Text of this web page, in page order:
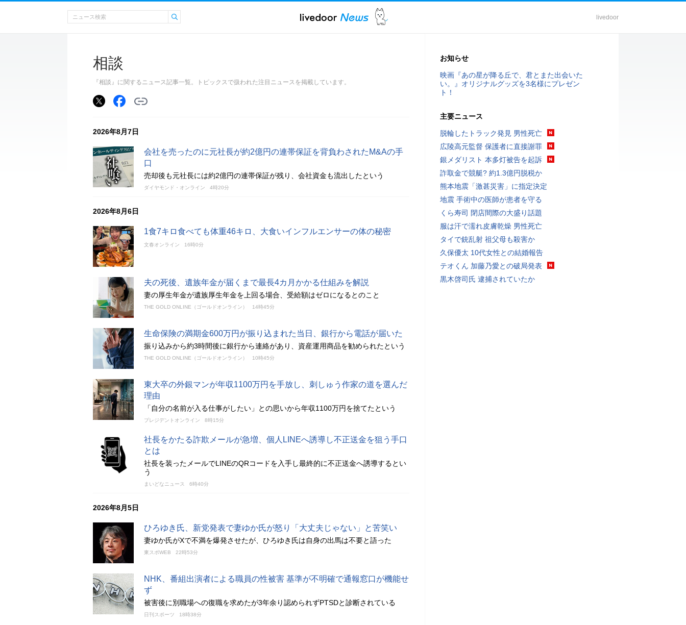
livedoor
相談
『相談』に関するニュース記事一覧。トピックスで扱われた注目ニュースを掲載しています。
2026年8月7日
会社を売ったのに元社長が約2億円の連帯保証を背負わされたM&Aの手
口
売却後も元社長には約2億円の連帯保証が残り、会社資金も流出したという
ダイヤモンド・オンライン 4時20分
2026年8月6日
1食7キロ食べても体重46キロ、大食いインフルエンサーの体の秘密
文春オンライン 16時0分
夫の死後、遺族年金が届くまで最長4カ月かかる仕組みを解説
妻の厚生年金が遺族厚生年金を上回る場合、受給額はゼロになるとのこと
THE GOLD ONLINE（ゴールドオンライン） 14時45分
生命保険の満期金600万円が振り込まれた当日、銀行から電話が届いた
振り込みから約3時間後に銀行から連絡があり、資産運用商品を勧められたという
THE GOLD ONLINE（ゴールドオンライン） 10時45分
東大卒の外銀マンが年収1100万円を手放し、刺しゅう作家の道を選んだ
理由
「自分の名前が入る仕事がしたい」との思いから年収1100万円を捨てたという
プレジデントオンライン 8時15分
社長をかたる詐欺メールが急増、個人LINEへ誘導し不正送金を狙う手口
とは
社長を装ったメールでLINEのQRコードを入手し最終的に不正送金へ誘導するとい
う
まいどなニュース 6時40分
2026年8月5日
ひろゆき氏、新党発表で妻ゆか氏が怒り「大丈夫じゃない」と苦笑い
妻ゆか氏がXで不満を爆発させたが、ひろゆき氏は自身の出馬は不要と語った
東スポWEB 22時53分
NHK、番組出演者による職員の性被害 基準が不明確で通報窓口が機能せ
ず
被害後に別職場への復職を求めたが3年余り認められずPTSDと診断されている
日刊スポーツ 18時38分
お知らせ
映画『あの星が降る丘で、君とまた出会いた
い。』オリジナルグッズを3名様にプレゼン
ト！
主要ニュース
脱輪したトラック発見 男性死亡
広陵高元監督 保護者に直接謝罪
銀メダリスト 本多灯被告を起訴
詐取金で競艇? 約1.3億円脱税か
熊本地震「激甚災害」に指定決定
地震 手術中の医師が患者を守る
くら寿司 閉店間際の大盛り話題
服は汗で濡れ皮膚乾燥 男性死亡
タイで銃乱射 祖父母も殺害か
久保優太 10代女性との結婚報告
テオくん 加藤乃愛との破局発表
黒木啓司氏 逮捕されていたか